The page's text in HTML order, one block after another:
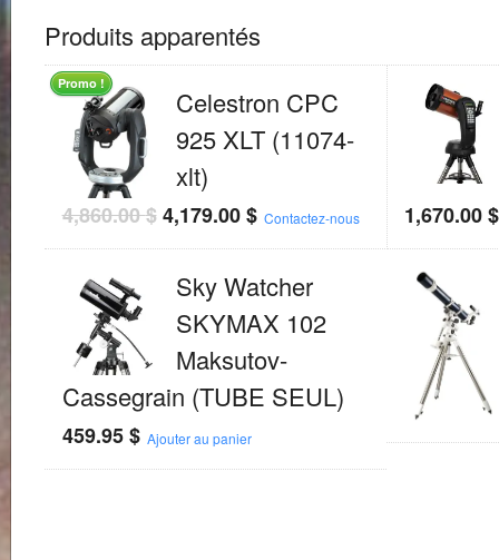
Produits apparentés
Promo !
Celestron CPC
925 XLT (11074-
xlt)
4,860.00$ 4,179.00$ Contactez-nous 1,670.00$
Sky Watcher
SKYMAX 102
Maksutov-
Cassegrain (TUBE SEUL)
459.95$ Ajouter au panier